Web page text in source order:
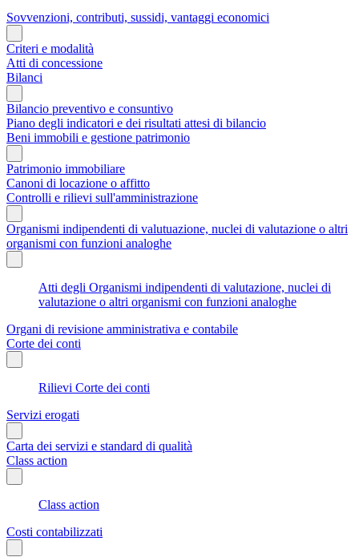
Sovvenzioni, contributi, sussidi, vantaggi economici
Criteri e modalità
Atti di concessione
Bilanci
Bilancio preventivo e consuntivo
Piano degli indicatori e dei risultati attesi di bilancio
Beni immobili e gestione patrimonio
Patrimonio immobiliare
Canoni di locazione o affitto
Controlli e rilievi sull'amministrazione
Organismi indipendenti di valutuazione, nuclei di valutazione o altri
organismi con funzioni analoghe
Atti degli Organismi indipendenti di valutazione, nuclei di
valutazione o altri organismi con funzioni analoghe
Organi di revisione amministrativa e contabile
Corte dei conti
Rilievi Corte dei conti
Servizi erogati
Carta dei servizi e standard di qualità
Class action
Class action
Costi contabilizzati